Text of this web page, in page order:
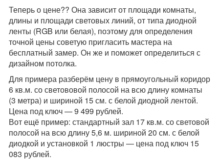
Теперь о цене?? Она зависит от площади комнаты,
длины и площади световых линий, от типа диодной
ленты (RGB или белая), поэтому для определения
точной цены советую пригласить мастера на
бесплатный замер. Он же и поможет определиться с
дизайном потолка.
Для примера разберём цену в прямоугольный коридор
6 кв.м. со светововой полосой на всю длину комнаты
(3 метра) и шириной 15 см. с белой диодной лентой.
Цена под ключ — 9 499 рублей.
Вот ещё пример: стандартный зал 17 кв.м. со световой
полосой на всю длину 5,6 м. шириной 20 см. с белой
диодкой и установкой 1 люстры — цена под ключ 15
083 рублей.